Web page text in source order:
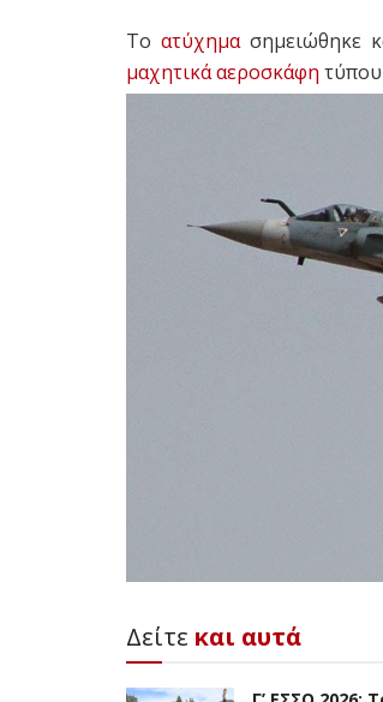
Τοατύχημασημειώθηκε
μαχητικά αεροσκάφη
Δείτε και αυτά